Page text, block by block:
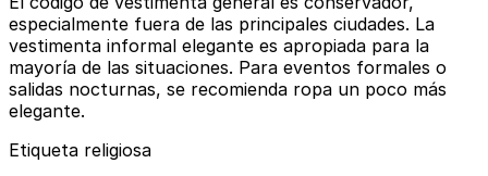
especialmente fuera de las principales ciudades. La
vestimenta informal elegante es apropiada para la
mayoría de las situaciones. Para eventos formales o
salidas nocturnas, se recomienda ropa un poco más
elegante.
Etiqueta religiosa